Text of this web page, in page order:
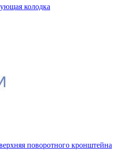
колодка
поворотного кронштейна